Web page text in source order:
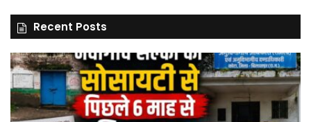
Recent Posts